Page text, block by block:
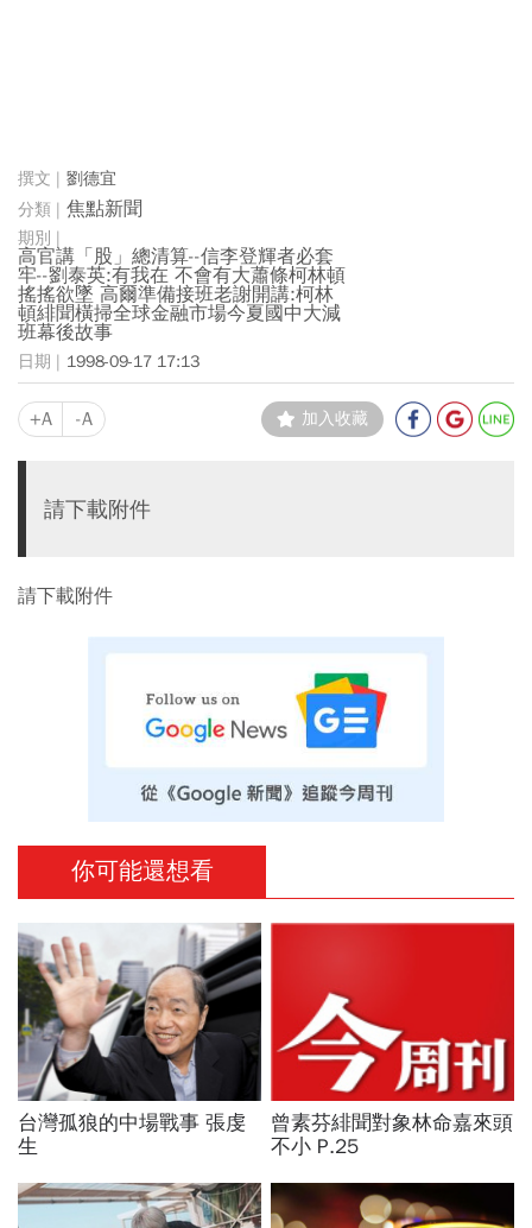
劉德宜
焦點新聞
高官講「股」總清算--信李登輝者必套
牢--劉泰英:有我在 不會有大蕭條柯林頓
搖搖欲墜 高爾準備接班老謝開講:柯林
頓緋聞橫掃全球金融市場今夏國中大減
班幕後故事
1998-09-17 17:13
+A -A 加入收藏
請下載附件
請下載附件
你可能還想看
台灣孤狼的中場戰事 張虔
生
曾素芬緋聞對象林命嘉來頭
不小 P.25